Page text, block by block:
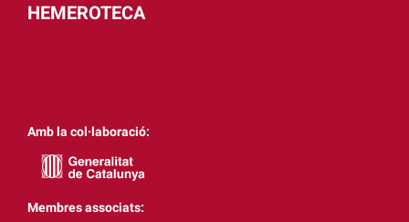
HEMEROTECA
Amb la col·laboració:
Membres associats: